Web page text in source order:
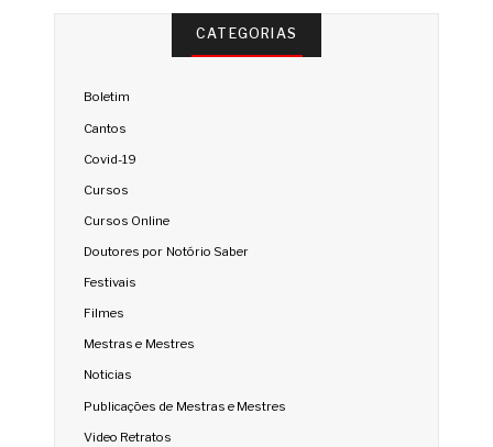
CATEGORIAS
Boletim
Cantos
Covid-19
Cursos
Cursos Online
Doutores por Notório Saber
Festivais
Filmes
Mestras e Mestres
Noticias
Publicações de Mestras e Mestres
Video Retratos